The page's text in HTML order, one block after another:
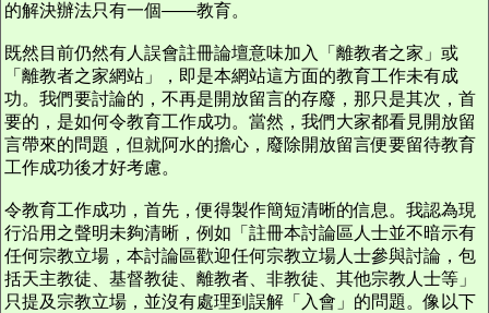
的解決辦法只有一個——教育。
既然目前仍然有人誤會註冊論壇意味加入「離教者之家」或
「離教者之家網站」，即是本網站這方面的教育工作未有成
功。我們要討論的，不再是開放留言的存廢，那只是其次，首
要的，是如何令教育工作成功。當然，我們大家都看見開放留
言帶來的問題，但就阿水的擔心，廢除開放留言便要留待教育
工作成功後才好考慮。
令教育工作成功，首先，便得製作簡短清晰的信息。我認為現
行沿用之聲明未夠清晰，例如「註冊本討論區人士並不暗示有
任何宗教立場，本討論區歡迎任何宗教立場人士參與討論，包
括天主教徒、基督教徒、離教者、非教徒、其他宗教人士等」
只提及宗教立場，並沒有處理到誤解「入會」的問題。像以下